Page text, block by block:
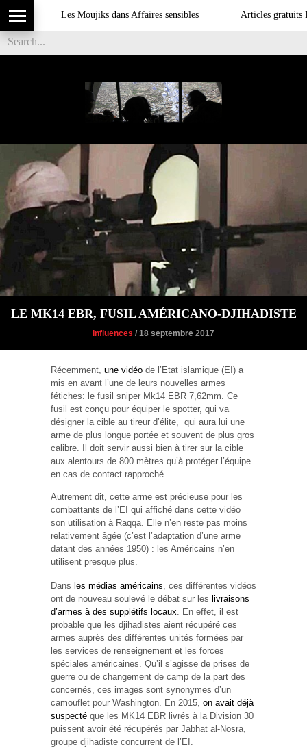
Les Moujiks dans Affaires sensibles Articles gratuits
LE MK14 EBR, FUSIL AMÉRICANO-DJIHADISTE
Influences / 18 septembre 2017
Récemment, une vidéo de l’Etat islamique (EI) a
mis en avant l’une de leurs nouvelles armes
fétiches: le fusil sniper Mk14 EBR 7,62mm. Ce
fusil est conçu pour équiper le spotter, qui va
désigner la cible au tireur d’élite, qui aura lui une
arme de plus longue portée et souvent de plus gros
calibre. Il doit servir aussi bien à tirer sur la cible
aux alentours de 800 mètres qu’à protéger l’équipe
en cas de contact rapproché.
Autrement dit, cette arme est précieuse pour les
combattants de l’EI qui affiché dans cette vidéo
son utilisation à Raqqa. Elle n’en reste pas moins
relativement âgée (c’est l’adaptation d’une arme
datant des années 1950) : les Américains n’en
utilisent presque plus.
Dans les médias américains , ces différentes vidéos
ont de nouveau soulevé le débat sur les livraisons
d’armes à des supplétifs locaux . En effet, il est
probable que les djihadistes aient récupéré ces
armes auprès des différentes unités formées par
les services de renseignement et les forces
spéciales américaines. Qu’il s’agisse de prises de
guerre ou de changement de camp de la part des
concernés, ces images sont synonymes d’un
camouflet pour Washington. En 2015, on avait déjà
suspecté que les MK14 EBR livrés à la Division 30
puissent avoir été récupérés par Jabhat al-Nosra,
groupe djihadiste concurrent de l’EI.